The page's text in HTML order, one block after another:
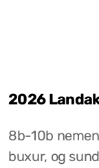
2026
8b-10b
buxur, og